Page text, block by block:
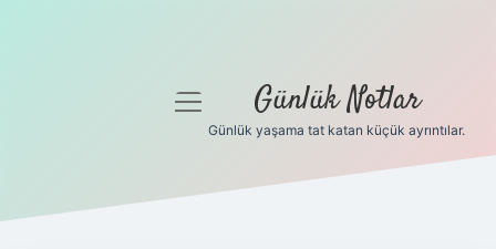
Gizlilik Politikası
menüyü
Günlük Notlar
Günlük yaşama tat katan küçük ayrıntılar.